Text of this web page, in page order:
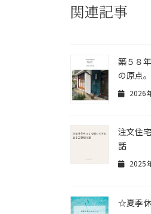
関連記事
築５８
の原点
2026
注文住
話
2025
☆夏季